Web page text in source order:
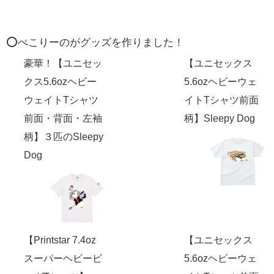
⭕️ぺこりーのがグッズを作りました！
豪華！【ユニセッ
クス5.6ozヘビー
ウェイトTシャツ
前面・背面・左袖
柄】３匹のSleepy
Dog
【ユニセックス
5.6ozヘビーウェ
イトTシャツ前面
柄】Sleepy Dog
【Printstar 7.4oz
スーパーヘビービ
【ユニセックス
5.6ozヘビーウェ